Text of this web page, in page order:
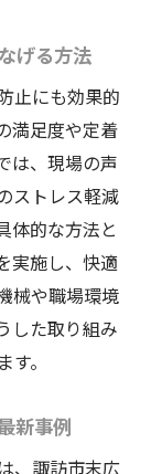
げる方法
止にも効果的
満足度や定着
は、現場の声
ストレス軽減
体的な方法と
実施し、快適
械や職場環境
した取り組み
。
新事例
、諏訪市末広